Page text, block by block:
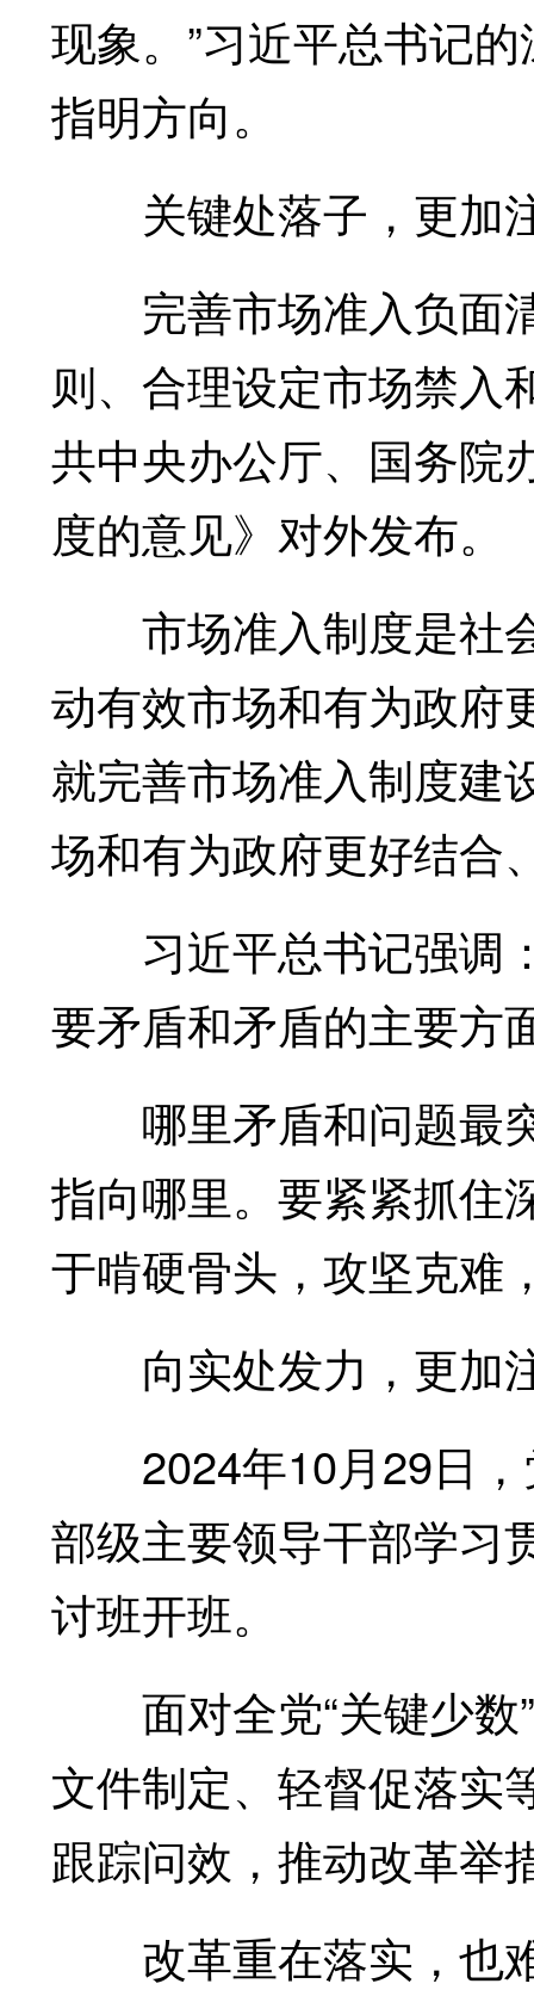
现象。”习近平总书记
指明方向。
关键处落子，更加
完善市场准入负面
则、合理设定市场禁
共中央办公厅、国务院
度的意见》对外发布。
市场准入制度是社
动有效市场和有为政府
就完善市场准入制度建
场和有为政府更好结合
习近平总书记强调：
要矛盾和矛盾的主要方
哪里矛盾和问题最
指向哪里。要紧紧抓住
于啃硬骨头，攻坚克难
向实处发力，更加
2024年10月29日，
部级主要领导干部学习
讨班开班。
面对全党“关键少数”
文件制定、轻督促落实
跟踪问效，推动改革举
改革重在落实，也